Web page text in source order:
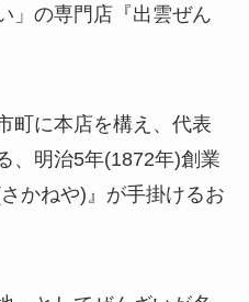
」の専門店『出雲ぜん
町に本店を構え、代表
、明治5年(1872年)創業
かねや)』が手掛けるお